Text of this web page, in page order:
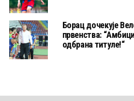
Борац дочекује
првенства:
одбрана титуле!“